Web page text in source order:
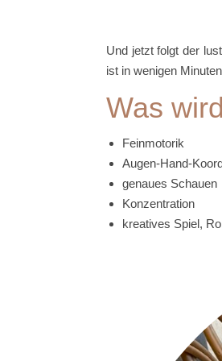
Und jetzt folgt der
ist in wenigen
Was
Feinmotorik
Augen-Hand-
genaues Schauen
Konzentration
kreatives Spiel,